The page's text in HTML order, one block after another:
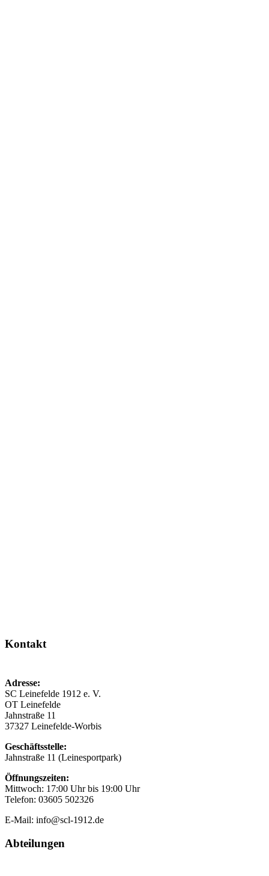
Kontakt
Adresse:
SC Leinefelde 1912 e. V.
OT Leinefelde
Jahnstraße 11
37327 Leinefelde-Worbis
Geschäftsstelle:
Jahnstraße 11 (Leinesportpark)
Öffnungszeiten:
Mittwoch: 17:00 Uhr bis 19:00 Uhr
Telefon: 03605 502326
E-Mail: info@scl-1912.de
Abteilungen